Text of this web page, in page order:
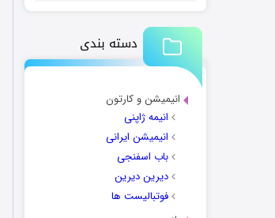
دسته بندی
انیمیشن و کارتون
انیمه ژاپنی
انیمیشن ایرانی
باب اسفنجی
دیرین دیرین
فوتبالیست ها